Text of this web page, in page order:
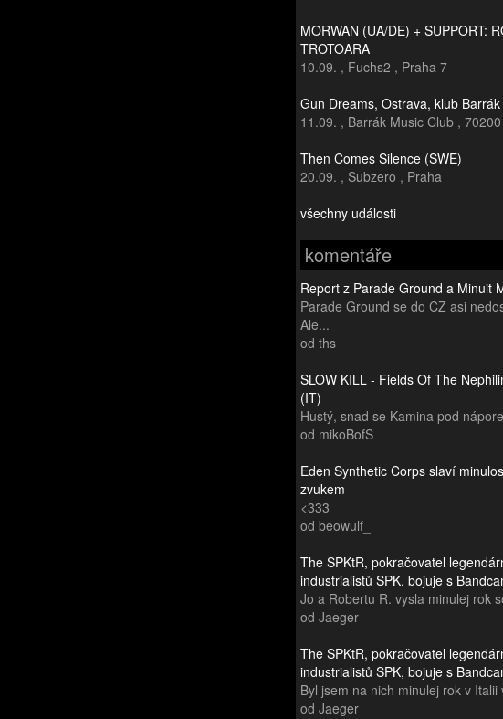
MORWAN (UA/DE) + SUPPORT:
TROTOARA
10.09. , Fuchs2 , Praha 7
Gun Dreams, Ostrava, klub Barrák
11.09. , Barrák Music Club ,
Then Comes Silence (SWE)
20.09. , Subzero , Praha
všechny události
komentáře
Report z Parade Ground a Minuit
Parade Ground se do CZ asi
Ale...
od ths
SLOW KILL - Fields Of The
(IT)
Hustý, snad se Kamina pod
od mikoBofS
Eden Synthetic Corps slaví
zvukem
<333
od beowulf_
The SPKtR, pokračovatel
industrialistů SPK, bojuje s
Jo a Robertu R. vysla minulej rok
od Jaeger
The SPKtR, pokračovatel
industrialistů SPK, bojuje s
Byl jsem na nich minulej rok v Italii
od Jaeger